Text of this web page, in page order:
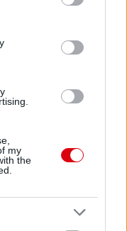
third-party tags to
in below Google
my
the